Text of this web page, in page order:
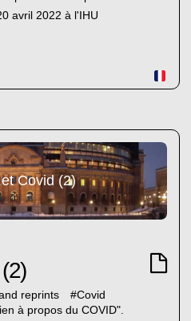
avril 2022 à l'IHU
Covid (2)
reprints #Covid
à propos du COVID".